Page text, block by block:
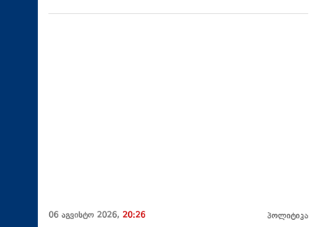
06 აგვისტო 2026, 20:26 პოლიტიკა